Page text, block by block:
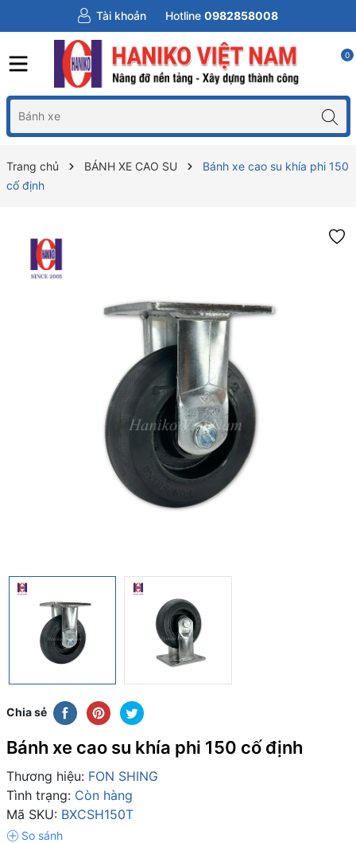
Tài khoản Hotline 0982858008
0
Trang chủ BÁNH XE CAO SU
Bánh xe cao su khía phi 150
cố định
Chia sẻ
Bánh xe cao su khía phi 150 cố định
Thương hiệu: FON SHING
Tình trạng: Còn hàng
Mã SKU: BXCSH150T